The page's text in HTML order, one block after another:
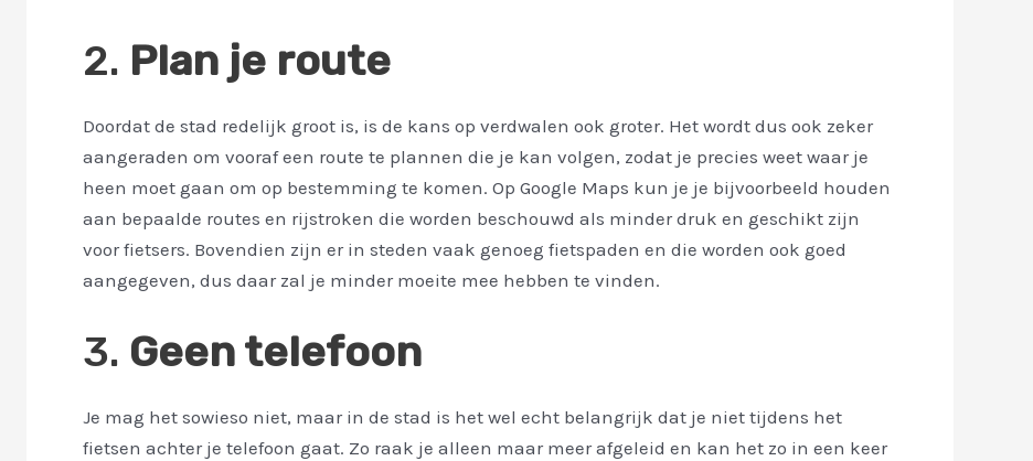
2. Plan je route
Doordat de stad redelijk groot is, is de kans op verdwalen ook groter. Het wordt dus ook zeker
aangeraden om vooraf een route te plannen die je kan volgen, zodat je precies weet waar je
heen moet gaan om op bestemming te komen. Op Google Maps kun je je bijvoorbeeld houden
aan bepaalde routes en rijstroken die worden beschouwd als minder druk en geschikt zijn
voor fietsers. Bovendien zijn er in steden vaak genoeg fietspaden en die worden ook goed
aangegeven, dus daar zal je minder moeite mee hebben te vinden.
3. Geen telefoon
Je mag het sowieso niet, maar in de stad is het wel echt belangrijk dat je niet tijdens het
fietsen achter je telefoon gaat. Zo raak je alleen maar meer afgeleid en kan het zo in een keer